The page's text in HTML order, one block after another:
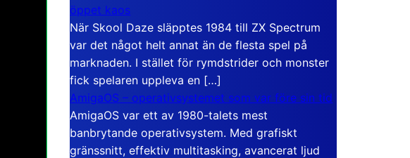
öppet kaos
När Skool Daze släpptes 1984 till ZX Spectrum
var det något helt annat än de flesta spel på
marknaden. I stället för rymdstrider och monster
fick spelaren uppleva en […]
AmigaOS – operativsystemet som var före sin tid
AmigaOS var ett av 1980-talets mest
banbrytande operativsystem. Med grafiskt
gränssnitt, effektiv multitasking, avancerat ljud